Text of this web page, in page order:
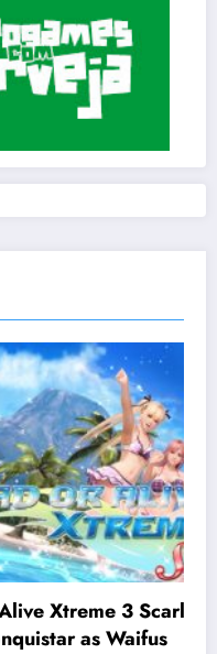
LISTAS
de PlayStation 2
Diogo Batista